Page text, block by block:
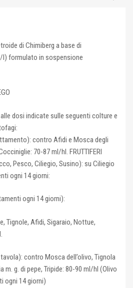
di Chimiberg a base di
l) formulato in sospensione
alle dosi indicate sulle seguenti colture e
contro Afidi e Mosca degli
70-87 ml/hl. FRUTTIFERI
Pesco, Ciliegio, Susino): su Ciliegio
ogni 14 giorni:
ogni 14 giorni):
Tignole, Afidi, Sigaraio, Nottue,
contro Mosca dell’olivo, Tignola
m. g. di pepe, Tripide: 80-90 ml/hl (Olivo
ogni 14 giorni)